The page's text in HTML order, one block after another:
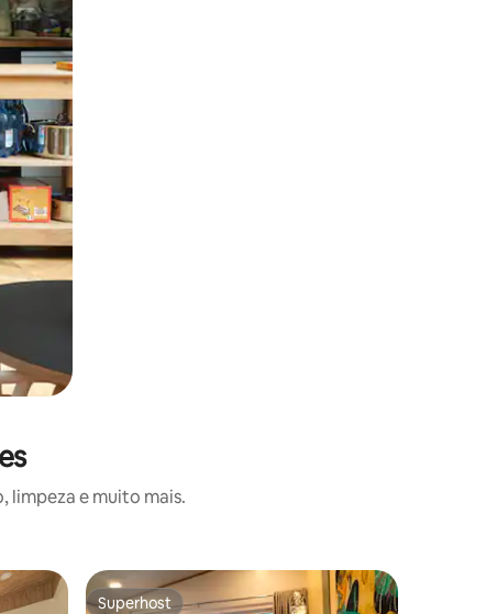
o dedo na tela.
limpeza e muito mais.
Superhost